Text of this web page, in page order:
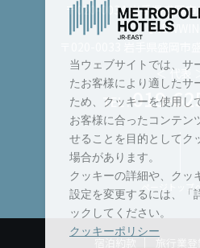
〒020-0034 岩手県盛岡市
【
＜ 代表 ＞
TEL :019-
ページトップ
当ウェブサイトでは、サ
たお客様により適したサ
ため、クッキーを使用し
お客様に合ったコンテン
せることを目的としてク
場合があります。
クッキーの詳細や、クッ
設定を変更するには、「
ックしてください。
クッキーポリシー